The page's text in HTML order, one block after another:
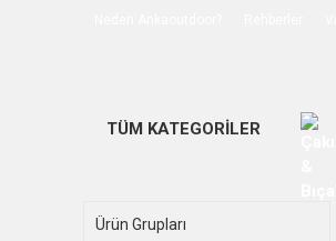
TÜM KATEGORİLER
Ürün Grupları